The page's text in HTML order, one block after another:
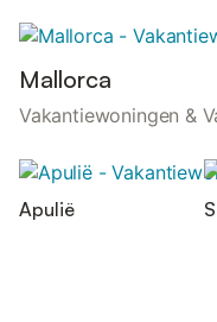
Mallorca
Vakantiewoningen &
Apulië